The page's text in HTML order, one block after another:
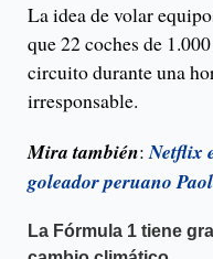
La idea de volar
que 22 coches de
circuito durante una
irresponsable.
Mira también:Netflix
goleador peruano
La Fórmula 1 tiene